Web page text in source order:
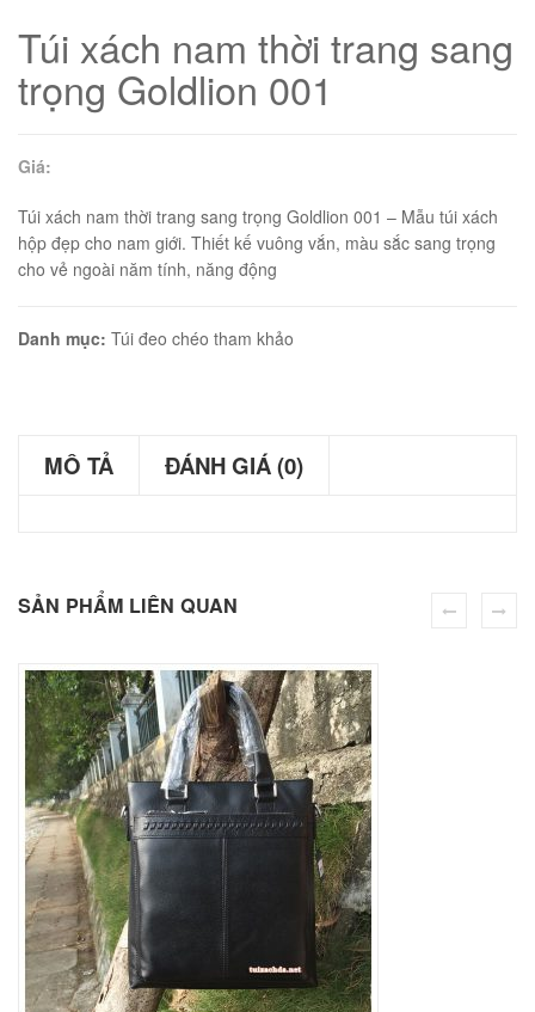
Túi xách nam thời trang sang
trọng Goldlion 001
Giá:
Túi xách nam thời trang sang trọng Goldlion 001 – Mẫu túi xách
hộp đẹp cho nam giới. Thiết kế vuông vắn, màu sắc sang trọng
cho vẻ ngoài năm tính, năng động
Danh mục: Túi đeo chéo tham khảo
MÔ TẢ ĐÁNH GIÁ (0)
SẢN PHẨM LIÊN QUAN
GIỎ
Jeep giá rẻ 04
GIỎ